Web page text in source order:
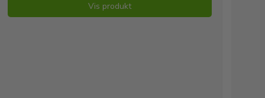
Vis produkt